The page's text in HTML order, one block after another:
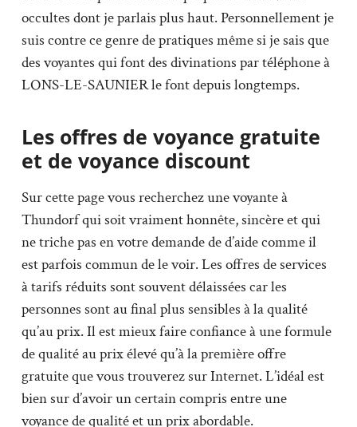
occultes dont je parlais plus haut. Personnellement je
suis contre ce genre de pratiques même si je sais que
des voyantes qui font des divinations par téléphone à
LONS-LE-SAUNIER le font depuis longtemps.
Les offres de voyance gratuite
et de voyance discount
Sur cette page vous recherchez une voyante à
Thundorf qui soit vraiment honnête, sincère et qui
ne triche pas en votre demande de d’aide comme il
est parfois commun de le voir. Les offres de services
à tarifs réduits sont souvent délaissées car les
personnes sont au final plus sensibles à la qualité
qu’au prix. Il est mieux faire confiance à une formule
de qualité au prix élevé qu’à la première offre
gratuite que vous trouverez sur Internet. L’idéal est
bien sur d’avoir un certain compris entre une
voyance de qualité et un prix abordable.